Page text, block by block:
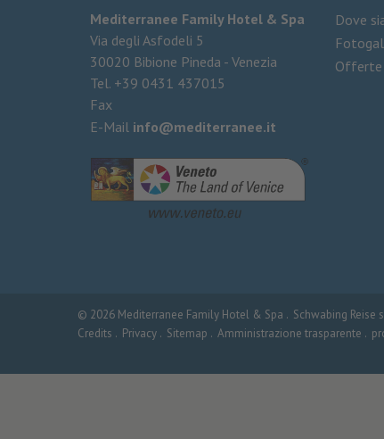
Mediterranee Family Hotel & Spa
Via degli Asfodeli 5
30020 Bibione Pineda - Venezia
Tel. +39 0431 437015
Fax
E-Mail info@mediterranee.it
Dove
Offerte
© 2026 Mediterranee Family Hotel & Spa . Schwabing Reise
Credits . Privacy . Sitemap . Amministrazione trasparente .